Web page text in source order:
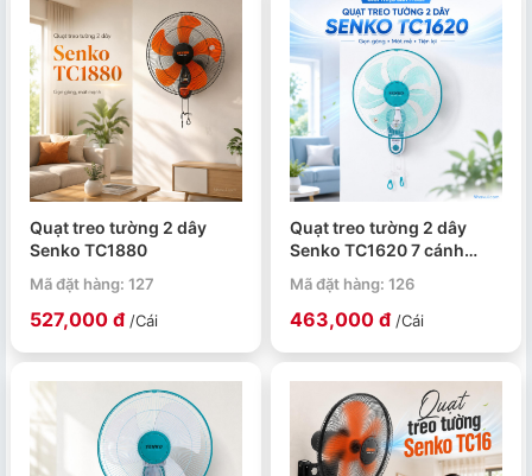
Quạt treo tường 2 dây
Senko TC1880
Mã đặt hàng: 127
527,000 đ /Cái
Quạt treo tường 2 dây
Senko TC1620 7 cánh
Mã đặt hàng: 126
463,000 đ /Cái